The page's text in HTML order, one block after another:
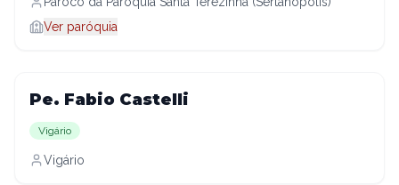
Ver paróquia
Pe. Fabio Castelli
Vigário
Vigário